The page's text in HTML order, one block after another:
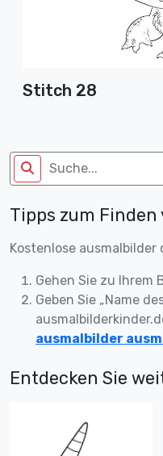
Stitch 28
Tipps zum
Kostenlose
Gehen Sie zu Ihrem
Geben Sie „Name
ausmalbilder
Entdecken Sie